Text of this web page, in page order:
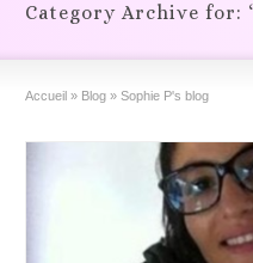
Category Archive for:
Accueil » Blog » Sophie P's blog